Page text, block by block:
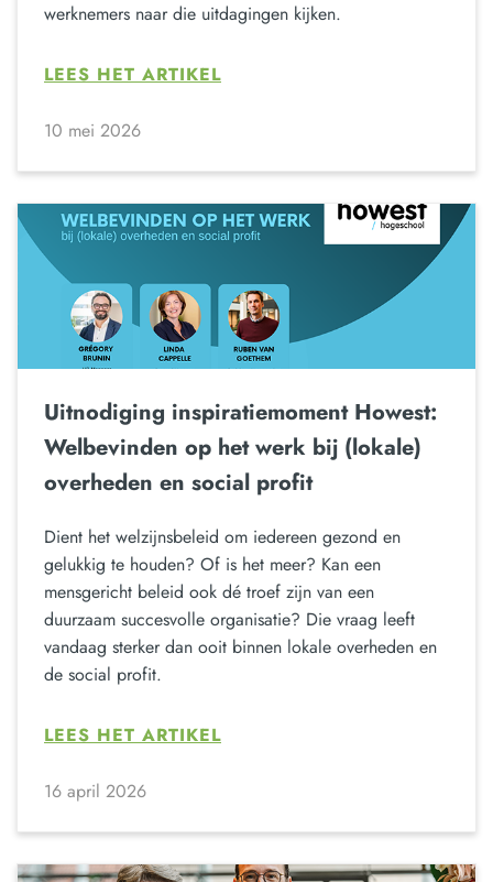
werknemers naar die uitdagingen kijken.
LEES HET ARTIKEL
10 mei 2026
Uitnodiging inspiratiemoment Howest:
Welbevinden op het werk bij (lokale)
overheden en social profit
Dient het welzijnsbeleid om iedereen gezond en
gelukkig te houden? Of is het meer? Kan een
mensgericht beleid ook dé troef zijn van een
duurzaam succesvolle organisatie? Die vraag leeft
vandaag sterker dan ooit binnen lokale overheden en
de social profit.
LEES HET ARTIKEL
16 april 2026